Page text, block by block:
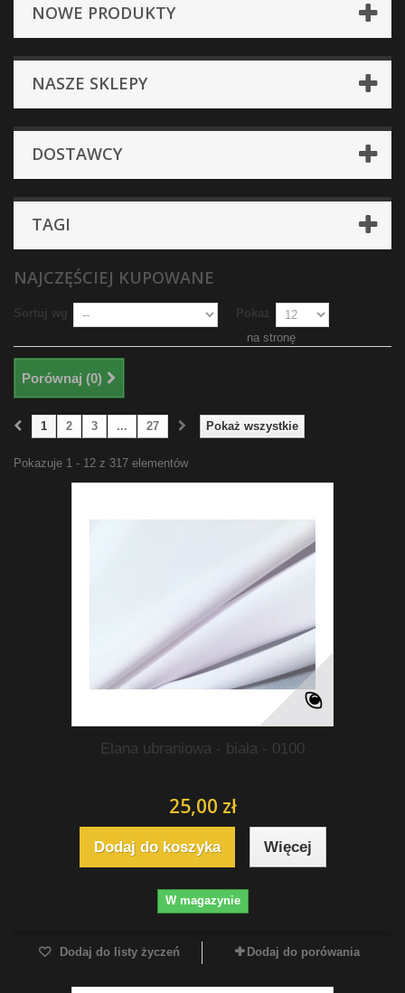
NOWE PRODUKTY
NASZE SKLEPY
DOSTAWCY
TAGI
NAJCZĘŚCIEJ KUPOWANE
Sortuj wg
Pokaż
na stronę
Porównaj (0)
Pokaż wszystkie
1 2 3 ... 27
Pokazuje 1 - 12 z 317 elementów
Elana ubraniowa - biała - 0100
25,00 zł
Dodaj do koszyka Więcej
W magazynie
Dodaj do listy życzeń Dodaj do porówania